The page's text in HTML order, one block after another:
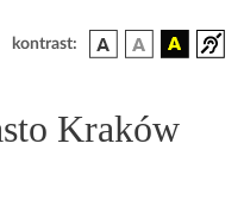
kontrast:
Kraków